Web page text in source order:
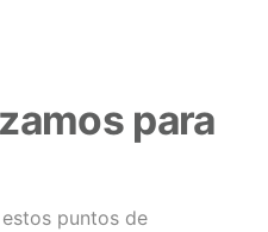
para
puntos de